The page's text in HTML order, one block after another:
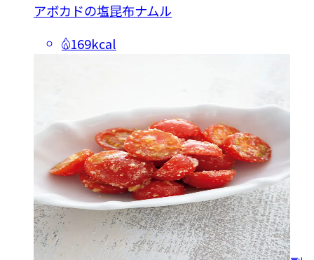
アボカドの塩昆布ナムル
169kcal